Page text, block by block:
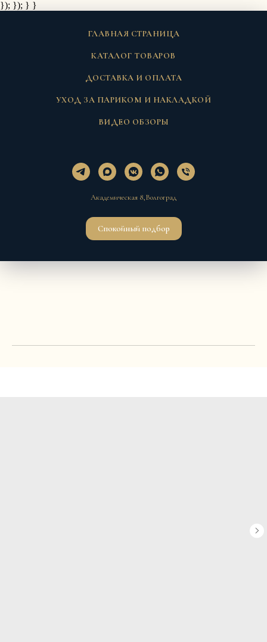
}); }); } }
ГЛАВНАЯ СТРАНИЦА
КАТАЛОГ ТОВАРОВ
ДОСТАВКА И ОПЛАТА
УХОД ЗА ПАРИКОМ И НАКЛАДКОЙ
ВИДЕО ОБЗОРЫ
Академическая 8,Волгоград
Спокойный подбор